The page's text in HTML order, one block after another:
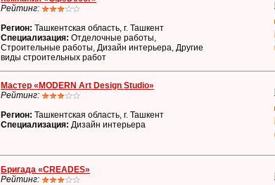
Рейтинг:
Регион: Ташкентская область, г. Ташкент
Специализация: Отделочные работы,
Строительные работы, Дизайн интерьера, Другие
виды строительных работ
Мастер «MODERN Art Design Studio»
Рейтинг:
Регион: Ташкентская область, г. Ташкент
Специализация: Дизайн интерьера
Бригада «CREADES»
Рейтинг: